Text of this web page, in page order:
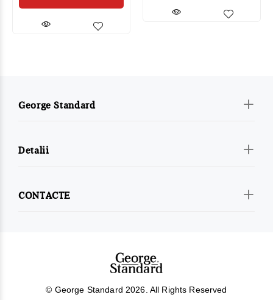
George Standard
Detalii
CONTACTE
© George Standard 2026. All Rights Reserved